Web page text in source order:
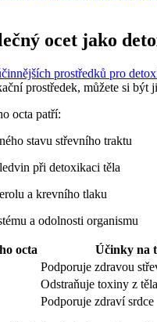
ocet jako
prostředků pro
prostředek, můžete si být
octa patří:
stavu střevního traktu
při detoxikaci těla
a krevního tlaku
a odolnosti organismu
octa
Účinky na
Podporuje zdravou
Odstraňuje toxiny z těla
Podporuje zdraví srdce